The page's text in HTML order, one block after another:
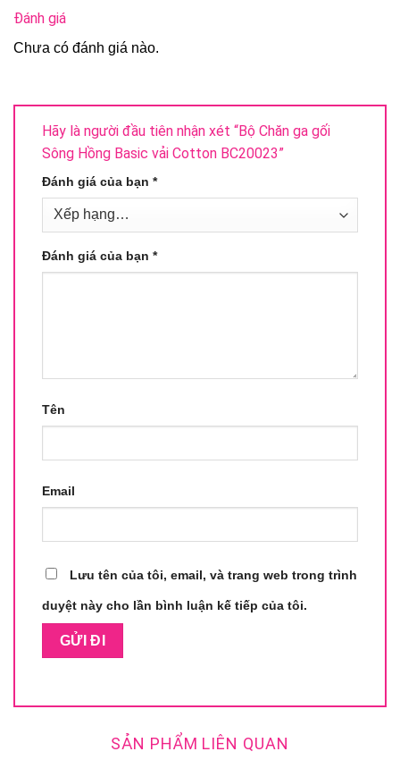
Đánh giá
Chưa có đánh giá nào.
Hãy là người đầu tiên nhận xét “Bộ Chăn ga gối
Sông Hồng Basic vải Cotton BC20023”
Đánh giá của bạn *
Đánh giá của bạn *
Tên
Email
Lưu tên của tôi, email, và trang web trong trình
duyệt này cho lần bình luận kế tiếp của tôi.
SẢN PHẨM LIÊN QUAN